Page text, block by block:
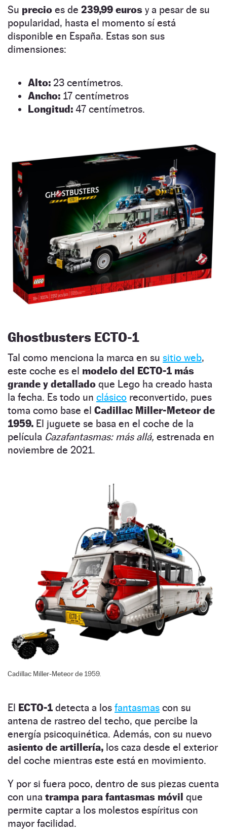
Su precio es de 239,99 euros y a pesar de su
popularidad, hasta el momento sí está
disponible en España. Estas son sus
dimensiones:
Alto: 23 centímetros.
Ancho: 17 centímetros
Longitud: 47 centímetros.
Ghostbusters ECTO-1
Tal como menciona la marca en su sitio web,
este coche es el modelo del ECTO-1 más
grande y detallado que Lego ha creado hasta
la fecha. Es todo un clásico reconvertido, pues
toma como base el Cadillac Miller-Meteor de
1959. El juguete se basa en el coche de la
película Cazafantasmas: más allá, estrenada en
noviembre de 2021.
Cadillac Miller-Meteor de 1959.
El ECTO-1 detecta a los fantasmas con su
antena de rastreo del techo, que percibe la
energía psicoquinética. Además, con su nuevo
asiento de artillería, los caza desde el exterior
del coche mientras este está en movimiento.
Y por si fuera poco, dentro de sus piezas cuenta
con una trampa para fantasmas móvil que
permite captar a los molestos espíritus con
mayor facilidad.